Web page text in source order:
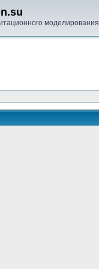
моделирования